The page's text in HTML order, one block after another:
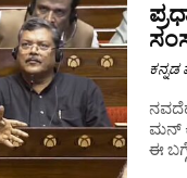
ಕನ್ನಡ
ಮನ್
ಈ